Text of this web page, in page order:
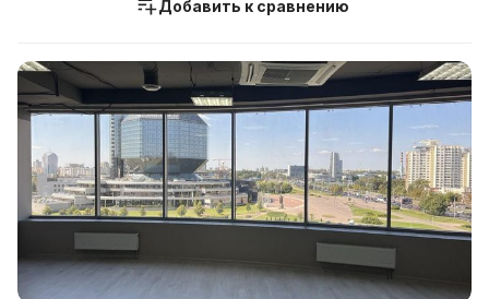
Добавить к сравнению